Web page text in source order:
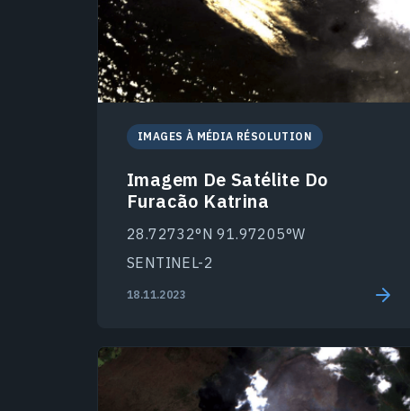
IMAGES À MÉDIA RÉSOLUTION
Imagem De Satélite Do
Furacão Katrina
28.72732°N 91.97205°W
SENTINEL-2
18.11.2023